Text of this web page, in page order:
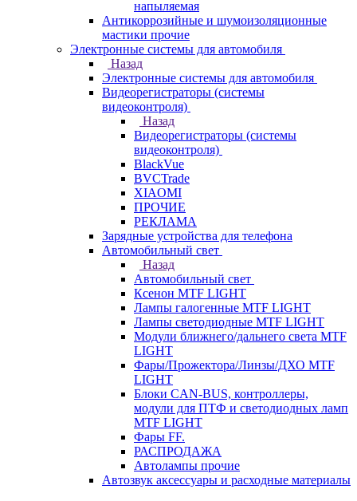
напыляемая
Антикоррозийные и шумоизоляционные
мастики прочие
Электронные системы для автомобиля
Назад
Электронные системы для автомобиля
Видеорегистраторы (системы
видеоконтроля)
Назад
Видеорегистраторы (системы
видеоконтроля)
BlackVue
BVCTrade
XIAOMI
ПРОЧИЕ
РЕКЛАМА
Зарядные устройства для телефона
Автомобильный свет
Назад
Автомобильный свет
Ксенон MTF LIGHT
Лампы галогенные MTF LIGHT
Лампы светодиодные MTF LIGHT
Модули ближнего/дальнего света MTF
LIGHT
Фары/Прожектора/Линзы/ДХО MTF
LIGHT
Блоки CAN-BUS, контроллеры,
модули для ПТФ и светодиодных ламп
MTF LIGHT
Фары FF.
РАСПРОДАЖА
Автолампы прочие
Автозвук аксессуары и расходные материалы